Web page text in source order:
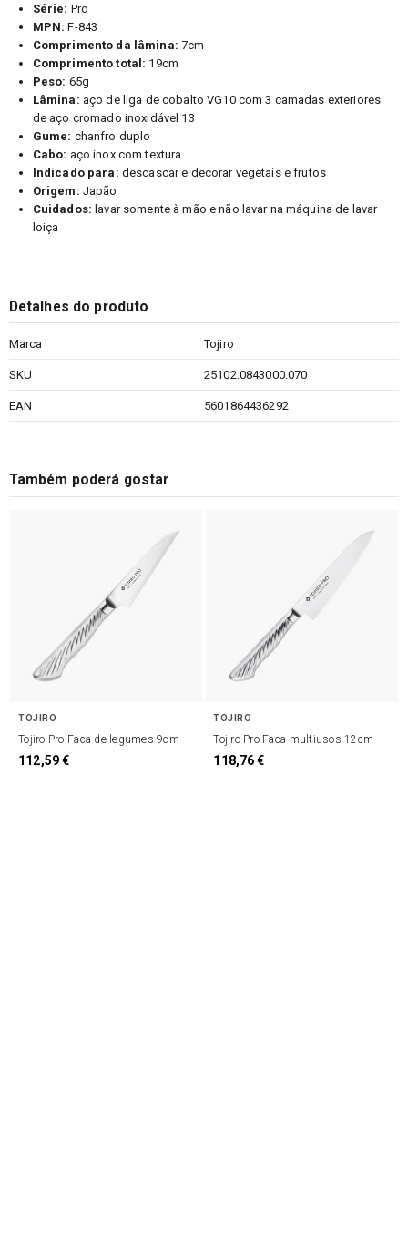
Série: Pro
MPN: F-843
Comprimento da lâmina: 7cm
Comprimento total: 19cm
Peso: 65g
Lâmina: aço de liga de cobalto VG10 com 3 camadas exteriores
de aço cromado inoxidável 13
Gume: chanfro duplo
Cabo: aço inox com textura
Indicado para: descascar e decorar vegetais e frutos
Origem: Japão
Cuidados: lavar somente à mão e não lavar na máquina de lavar
loiça
Detalhes do produto
Marca Tojiro
SKU 25102.0843000.070
EAN 5601864436292
Também poderá gostar
TOJIRO
Tojiro Pro Faca de legumes 9cm
112,59 €
TOJIRO
Tojiro Pro Faca multiusos 12cm
118,76 €